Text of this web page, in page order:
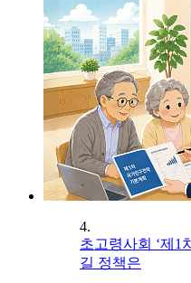
4.
초고령사회 ‘제1
길 정책은